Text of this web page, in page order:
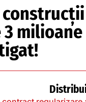
milioane